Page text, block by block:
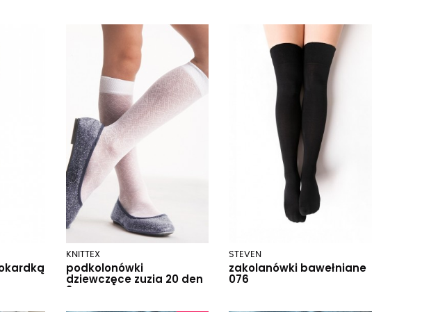
KNITTEX
podkolonówki
dziewczęce zuzia 20 den
2 pary
STEVEN
zakolanówki bawełniane
076